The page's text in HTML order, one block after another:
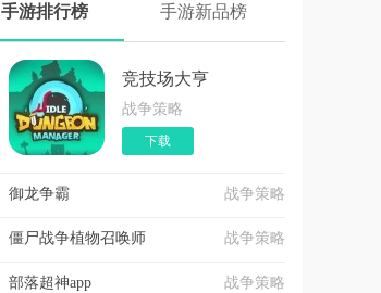
手游排行榜 手游新品榜
竞技场大亨
战争策略
下载
御龙争霸 战争策略
僵尸战争植物召唤师 战争策略
部落超神app 战争策略